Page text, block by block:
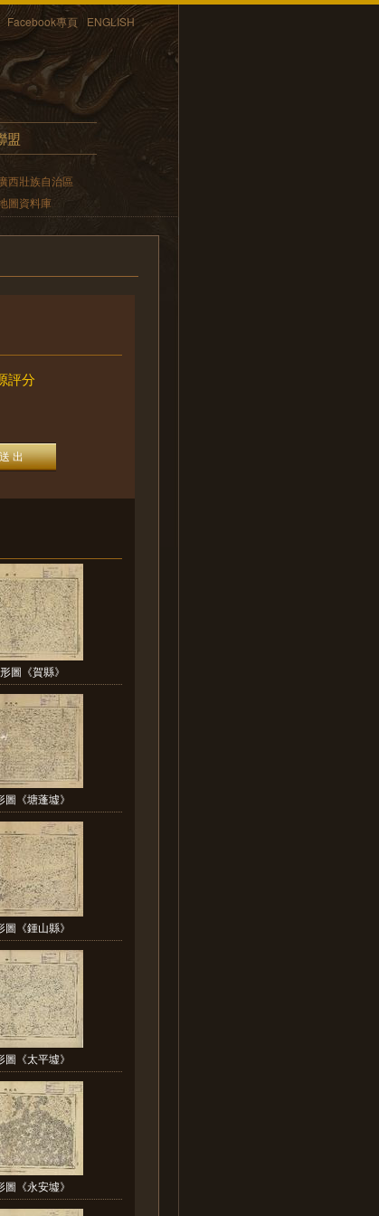
Facebook專頁 ENGLISH
盟
西壯族自治區
圖資料庫
評分
圖《賀縣》
《塘蓬墟》
《鍾山縣》
《太平墟》
《永安墟》